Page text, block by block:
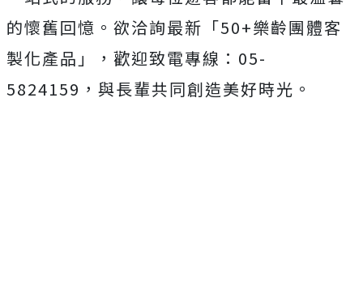
的懷舊回憶。欲洽詢最新「50+樂齡團體客
製化產品」，歡迎致電專線：05-
5824159，與長輩共同創造美好時光。